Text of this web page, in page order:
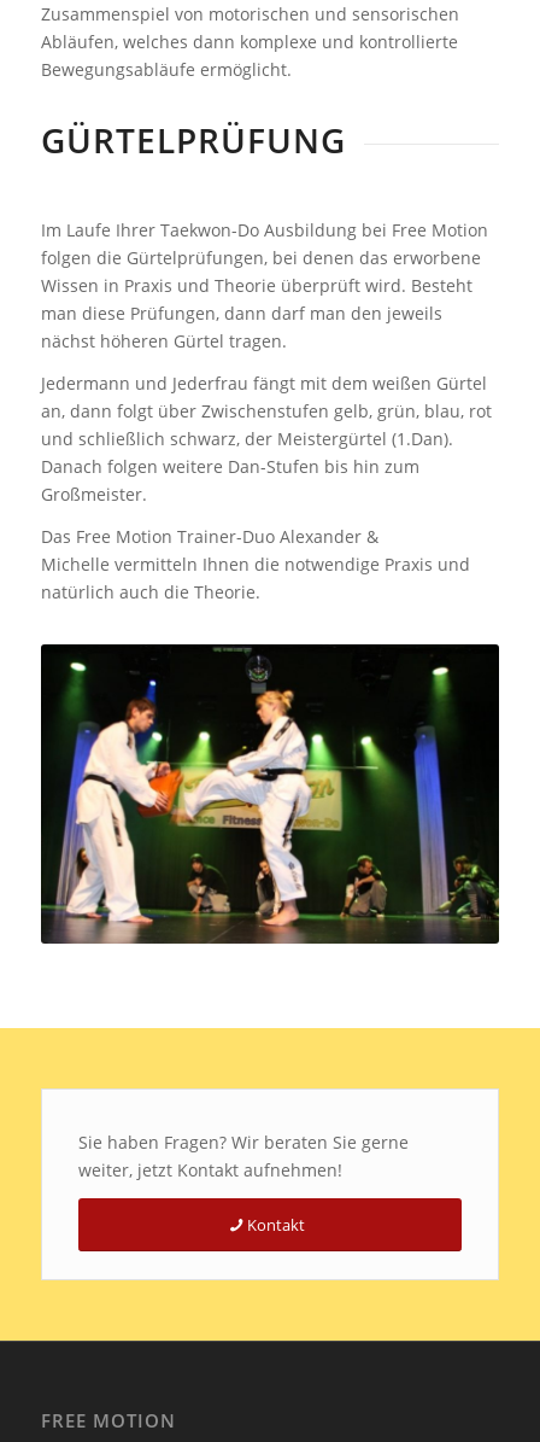
Zusammenspiel von motorischen und sensorischen
Abläufen, welches dann komplexe und kontrollierte
Bewegungsabläufe ermöglicht.
GÜRTELPRÜFUNG
Im Laufe Ihrer Taekwon-Do Ausbildung bei Free Motion
folgen die Gürtelprüfungen, bei denen das erworbene
Wissen in Praxis und Theorie überprüft wird. Besteht
man diese Prüfungen, dann darf man den jeweils
nächst höheren Gürtel tragen.
Jedermann und Jederfrau fängt mit dem weißen Gürtel
an, dann folgt über Zwischenstufen gelb, grün, blau, rot
und schließlich schwarz, der Meistergürtel (1.Dan).
Danach folgen weitere Dan-Stufen bis hin zum
Großmeister.
Das Free Motion Trainer-Duo Alexander &
Michelle vermitteln Ihnen die notwendige Praxis und
natürlich auch die Theorie.
Sie haben Fragen? Wir beraten Sie gerne
weiter, jetzt Kontakt aufnehmen!
Kontakt
FREE MOTION